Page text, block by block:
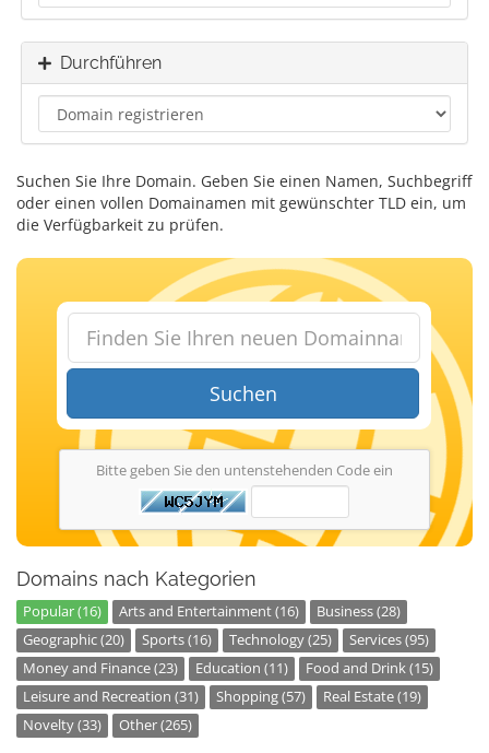
Durchführen
Suchen Sie Ihre Domain. Geben Sie einen Namen, Suchbegriff
oder einen vollen Domainamen mit gewünschter TLD ein, um
die Verfügbarkeit zu prüfen.
Suchen
Bitte geben Sie den untenstehenden Code ein
Domains nach Kategorien
Popular (16) Arts and Entertainment (16)
Business (28)
Geographic (20)
Sports (16) Technology (25)
Services (95)
Money and Finance (23)
Education (11)
Food and Drink (15)
Leisure and Recreation (31)
Shopping (57)
Real Estate (19)
Novelty (33)
Other (265)